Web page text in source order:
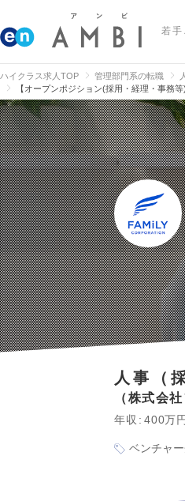
若
ハイクラス求人TOP 管理部門系の転職
【オープンポジション(採用・経理・事務
人事（
株式会
年収 400万
ベンチャ